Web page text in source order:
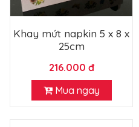
Khay mứt napkin 5 x 8 x
25cm
216.000 đ
Mua ngay